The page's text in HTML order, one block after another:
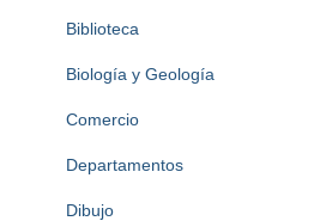
Biblioteca
Biología y Geología
Comercio
Departamentos
Dibujo